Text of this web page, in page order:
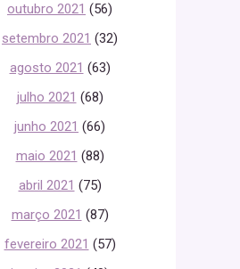
outubro 2021 (56)
setembro 2021 (32)
agosto 2021 (63)
julho 2021 (68)
junho 2021 (66)
maio 2021 (88)
abril 2021 (75)
março 2021 (87)
fevereiro 2021 (57)